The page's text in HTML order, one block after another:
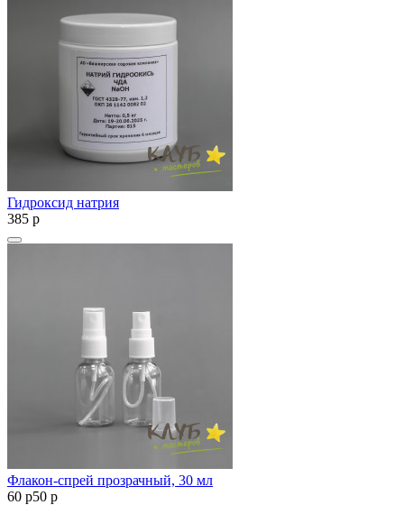
Гидроксид натрия
385 p
Флакон-спрей прозрачный, 30 мл
60 p50 p